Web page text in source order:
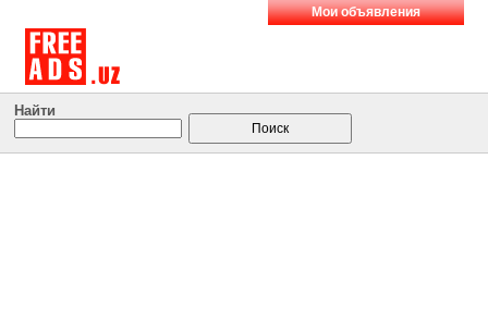
Мои объявления
Найти